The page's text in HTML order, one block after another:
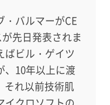
・バルマーがCE
先日発表されま
ばビル・ゲイツ
、10年以上に渡
それ以前技術肌